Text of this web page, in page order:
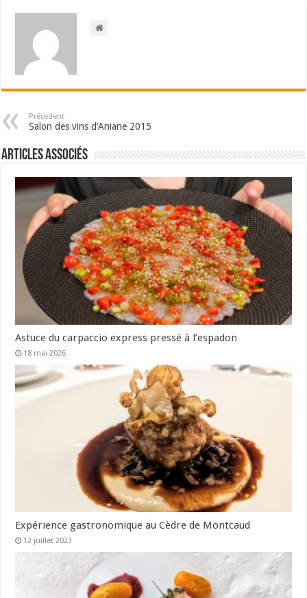
Précedent
Salon des vins d’Aniane 2015
Articles associés
Astuce du carpaccio express pressé à l’espadon
18 mai 2026
Expérience gastronomique au Cèdre de Montcaud
12 juillet 2023